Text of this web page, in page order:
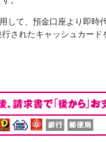
して、預金口座より即時
されたキャッシュカー